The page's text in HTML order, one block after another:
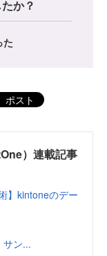
か？
た
ポスト
）連載記事
】kintoneのデー
サン...